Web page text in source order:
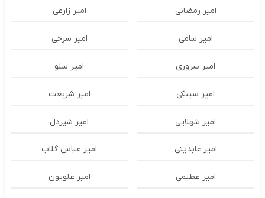
امیر رمضانی امیر زارعی
امیر سامی امیر سرخی
امیر سروری امیر سلو
امیر سینکی امیر شریعت
امیر شهلایی امیر شیردل
امیر عابدینی امیر عباس گلاب
امیر عظیمی امیر علویون